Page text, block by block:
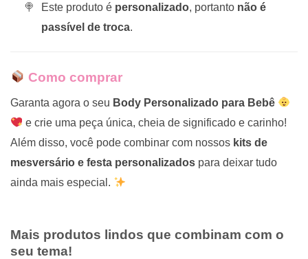
Este produto é personalizado, portanto não é
passível de troca.
Como comprar
Garanta agora o seu Body Personalizado para Bebê
e crie uma peça única, cheia de significado e carinho!
Além disso, você pode combinar com nossos kits de
mesversário e festa personalizados para deixar tudo
ainda mais especial.
Mais produtos lindos que combinam com o
seu tema!